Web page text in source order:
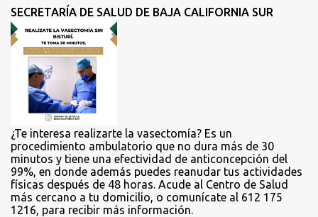
t
a
r
o
SECRETARÍA DE SALUD DE BAJA CALIFORNIA SUR
¿Te interesa realizarte la vasectomía? Es un
procedimiento ambulatorio que no dura más de 30
minutos y tiene una efectividad de anticoncepción del
99%, en donde además puedes reanudar tus actividades
físicas después de 48 horas. Acude al Centro de Salud
más cercano a tu domicilio, o comunícate al 612 175
1216, para recibir más información.